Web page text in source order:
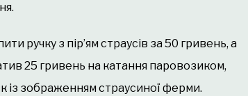
ручку з пір’ям страусів за 50 гривень, а
25 гривень на катання паровозиком,
із зображенням страусиної ферми.